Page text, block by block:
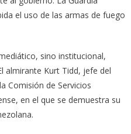
el uso de las armas de fuego
sino institucional,
almirante Kurt Tidd, jefe del
Comisión de Servicios
en el que se demuestra su